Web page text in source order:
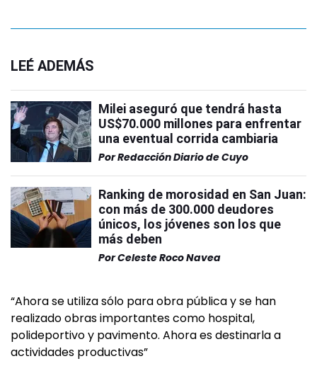
LEÉ ADEMÁS
Milei aseguró que tendrá hasta
US$70.000 millones para enfrentar
una eventual corrida cambiaria
PorRedacción Diario de Cuyo
Ranking de morosidad en San Juan:
con más de 300.000 deudores
únicos, los jóvenes son los que
más deben
PorCeleste Roco Navea
“Ahora se utiliza sólo para obra pública y se han
realizado obras importantes como hospital,
polideportivo y pavimento. Ahora es destinarla a
actividades productivas”